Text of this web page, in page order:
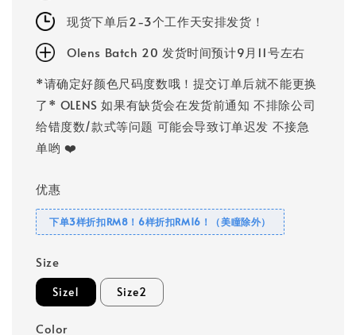
现货下单后2-3个工作天安排发货！
Olens Batch 20 发货时间预计9月11号左右
*请确定好颜色尺码度数哦！提交订单后就不能更换
了* OLENS 如果有缺货会在发货前通知 不排除公司
给错度数/款式等问题 可能会导致订单迟发 不接急
单哟 ❤️
优惠
下单3样折扣RM8！6样折扣RM16！（美瞳除外）
Size
Size1 Size2
Color